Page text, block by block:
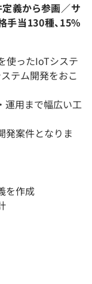
義から参画／サ
手当130種、15%
使ったIoTシステ
テム開発をおこ
運用まで幅広い工
発案件となりま
を作成